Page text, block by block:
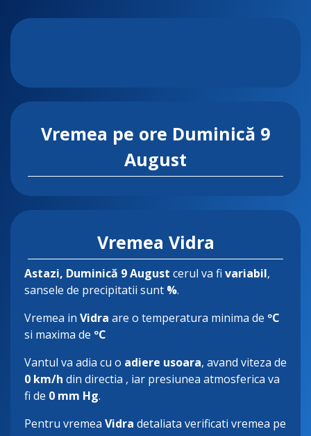
Vremea pe ore Duminică 9
August
Vremea Vidra
Astazi, Duminică 9 August cerul va fi variabil,
sansele de precipitatii sunt %.
Vremea in Vidra are o temperatura minima de ºC
si maxima de ºC
Vantul va adia cu o adiere usoara, avand viteza de
0 km/h din directia , iar presiunea atmosferica va
fi de 0 mm Hg.
Pentru vremea Vidra detaliata verificati vremea pe